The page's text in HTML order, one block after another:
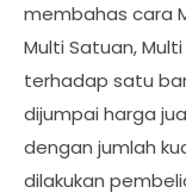
membahas cara
Multi Satuan,
terhadap satu
dijumpai harga
dengan jumlah
dilakukan